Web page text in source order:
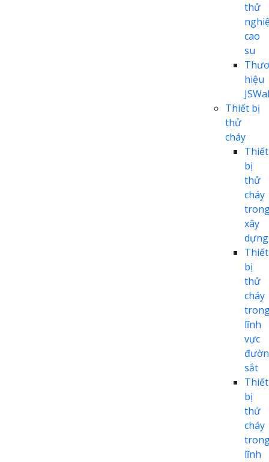
thử
cao
su
hiệu
Thiết bị
thử
cháy
Thiết
bị
thử
cháy
xây
dựng
Thiết
bị
thử
cháy
lĩnh
vực
sắt
Thiết
bị
thử
cháy
lĩnh